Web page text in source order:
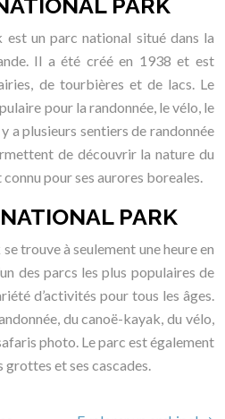
PARK
un parc national situé dans la
Il a été créé en 1938 et est
de tourbières et de lacs. Le
pour la randonnée, le vélo, le
a plusieurs sentiers de randonnée
de découvrir la nature du
pour ses aurores boreales.
PARK
trouve à seulement une heure en
des parcs les plus populaires de
d’activités pour tous les âges.
du canoë-kayak, du vélo,
photo. Le parc est également
grottes et ses cascades.